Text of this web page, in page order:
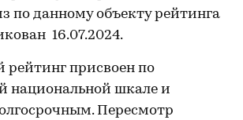
по данному объекту рейтинга
16.07.2024.
рейтинг присвоен по
национальной шкале и
Пересмотр